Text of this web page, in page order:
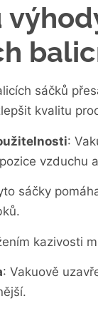
sáčků
kvalitu
:
vzduchu
sáčky
kazivosti
: Vakuově